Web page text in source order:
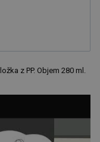
z PP. Objem 280 ml.